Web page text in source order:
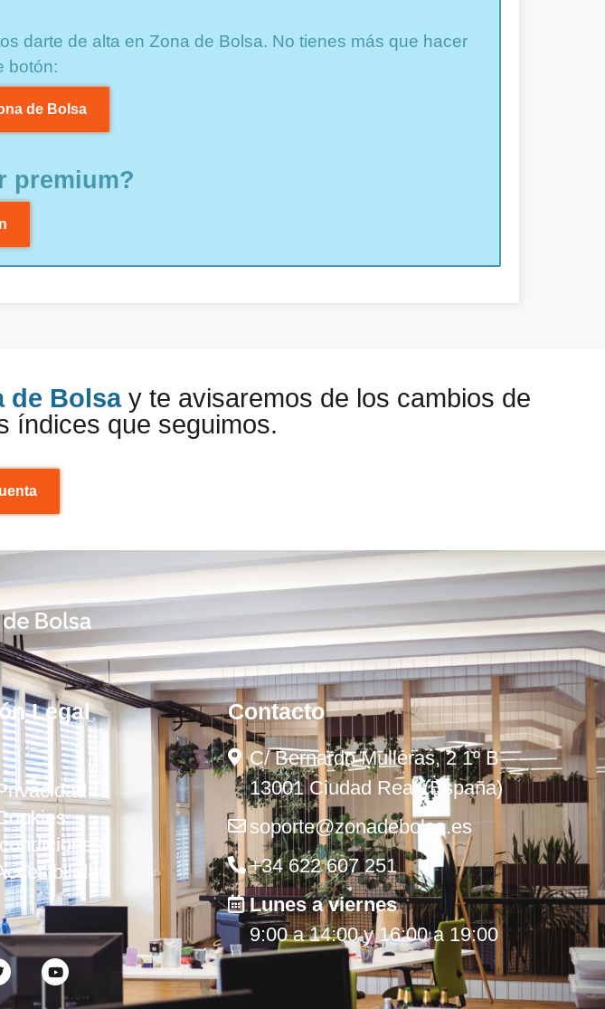
darte de alta en Zona de Bolsa. No tienes más que hacer
botón:
de Bolsa
premium?
de Bolsay te avisaremos de los cambios de
índices que seguimos.
Legal Contacto
C/ Bernardo Mulleras, 2 1º B
13001 Ciudad Real (España)
soporte@zonadebolsa.es
+34 622 607 251
Lunes a viernes
9:00 a 14:00 y 16:00 a 19:00